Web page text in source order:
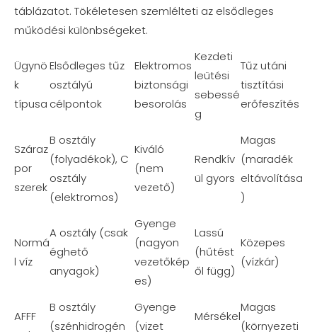
táblázatot. Tökéletesen szemlélteti az elsődleges
működési különbségeket.
Ügynö
k
típusa
Elsődleges tűz
osztályú
célpontok
Elektromos
biztonsági
besorolás
Kezdeti
leütési
sebessé
g
Tűz utáni
tisztítási
erőfeszítés
Száraz
por
szerek
B osztály
(folyadékok), C
osztály
(elektromos)
Kiváló
(nem
vezető)
Rendkív
ül gyors
Magas
(maradék
eltávolítása
)
Normá
l víz
A osztály (csak
éghető
anyagok)
Gyenge
(nagyon
vezetőkép
es)
Lassú
(hűtést
ől függ)
Közepes
(vízkár)
AFFF
B osztály
(szénhidrogén
Gyenge
(vizet
Mérsékel
Magas
(környezeti